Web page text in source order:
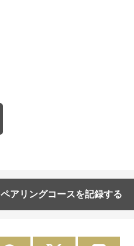
ペアリングコースを記録する